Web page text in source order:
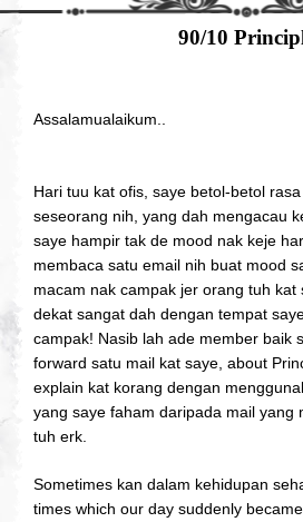
90/10
Assalamualaikum..
Hari tuu kat ofis, saye betol-betol
seseorang nih, yang dah mengacau
saye hampir tak de mood nak keje
membaca satu email nih buat mood
macam nak campak jer orang tuh kat
dekat sangat dah dengan tempat
campak! Nasib lah ade member baik
forward satu mail kat saye, about
explain kat korang dengan
yang saye faham daripada mail yang
tuh erk.
Sometimes kan dalam kehidupan
times which our day suddenly